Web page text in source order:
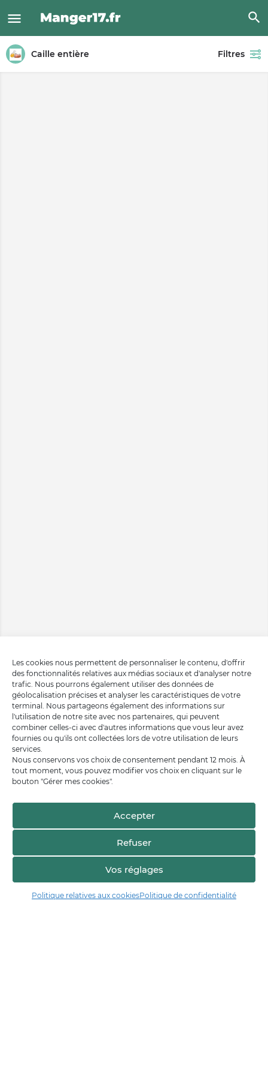
Les cookies nous permettent de personnaliser le contenu, d'offrir
des fonctionnalités relatives aux médias sociaux et d'analyser notre
trafic. Nous pourrons également utiliser des données de
géolocalisation précises et analyser les caractéristiques de votre
terminal. Nous partageons également des informations sur
l'utilisation de notre site avec nos partenaires, qui peuvent
combiner celles-ci avec d'autres informations que vous leur avez
fournies ou qu'ils ont collectées lors de votre utilisation de leurs
services.
Nous conservons vos choix de consentement pendant 12 mois. À
tout moment, vous pouvez modifier vos choix en cliquant sur le
bouton "Gérer mes cookies".
Accepter
Refuser
Vos réglages
Politique relatives aux cookiesPolitique de confidentialité
Caille entière Filtres
Voir sur la carte